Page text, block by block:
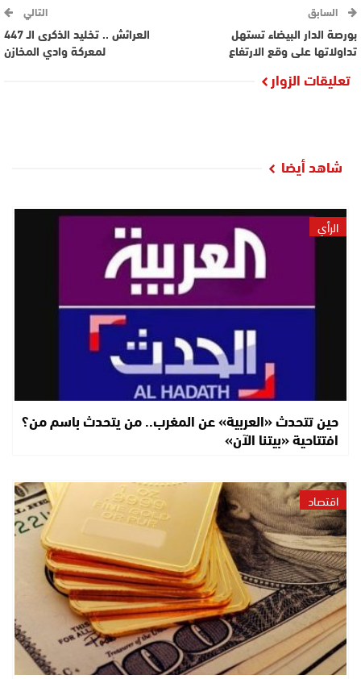
السابق
بورصة الدار البيضاء تستهل
تداولاتها على وقع الارتفاع
التالي
العرائش .. تخليد الذكرى الـ 447
لمعركة وادي المخازن
تعليقات الزوار
شاهد أيضا
الرأي
حين تتحدث «العربية» عن المغرب.. من يتحدث باسم من؟
افتتاحية «بيتنا الآن»
اقتصاد